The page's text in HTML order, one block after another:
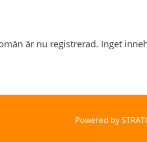
är nu registrerad. Inget
Powered by